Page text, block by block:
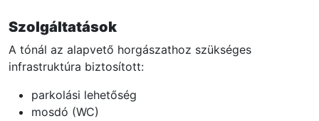
Szolgáltatások
A tónál az alapvető horgászathoz szükséges
infrastruktúra biztosított:
parkolási lehetőség
mosdó (WC)